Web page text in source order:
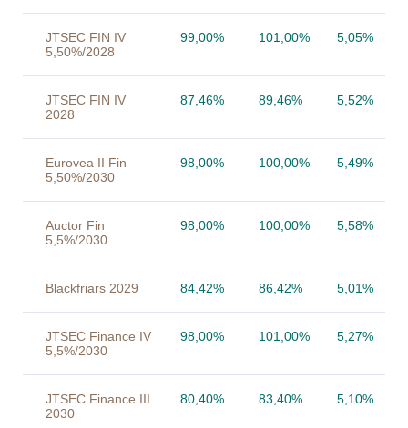
JTSEC FIN IV
5,50%/2028
99,00% 101,00% 5,05%
JTSEC FIN IV
2028
87,46% 89,46% 5,52%
Eurovea II Fin
5,50%/2030
98,00% 100,00% 5,49%
Auctor Fin
5,5%/2030
98,00% 100,00% 5,58%
Blackfriars 2029 84,42% 86,42% 5,01%
JTSEC Finance IV
5,5%/2030
98,00% 101,00% 5,27%
JTSEC Finance III
2030
80,40% 83,40% 5,10%